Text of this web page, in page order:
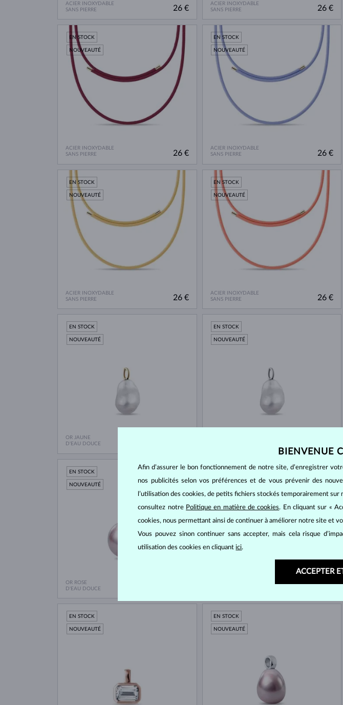
ACIER INOXYDABLE
SANS PIERRE
26 €
ACIER INOXYDABLE
SANS PIERRE
26 €
ACIER INOXYDABLE
SANS PIERRE
EN STOCK
NOUVEAUTÉ
26 €
ACIER INOXYDABLE
SANS PIERRE
EN STOCK
NOUVEAUTÉ
26 €
ACIER INOXYDABLE
SANS PIERRE
EN STOCK
NOUVEAUTÉ
26 €
ACIER INOXYDABLE
SANS PIERRE
EN STOCK
NOUVEAUTÉ
26 €
OR JAUNE
D'EAU DOUCE
EN STOCK
NOUVEAUTÉ
EN STOCK
NOUVEAUTÉ
OR ROSE
D'EAU DOUCE
EN STOCK
NOUVEAUTÉ
EN STOCK
NOUVEAUTÉ
EN STOCK
NOUVEAUTÉ
BIENVENUE
Afin d’assurer le bon fonctionnement de notre site, d’enregistrer
nos publicités selon vos préférences et de vous prévenir des
l’utilisation des cookies, de petits fichiers stockés temporairement
consultez notre Politique en matière de cookies. En cliquant sur «
cookies, nous permettant ainsi de continuer à améliorer notre site et
Vous pouvez sinon continuer sans accepter, mais cela risque
utilisation des cookies en cliquantici.
ACCEPTER